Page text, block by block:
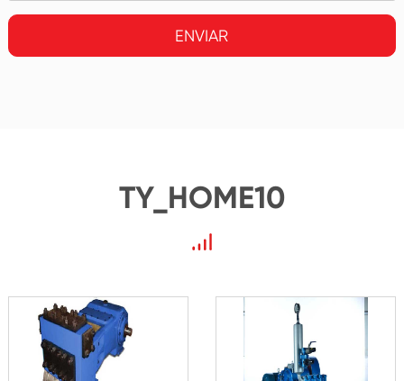
ENVIAR
TY_HOME10